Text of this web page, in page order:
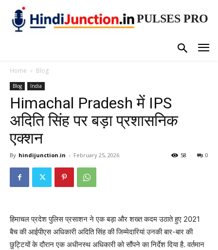
PULSES PRO
Home Blog
Blog India
Himachal Pradesh में IPS
अदिति सिंह पर बड़ा प्रशासनिक
एक्शन
By hindijunction.in - February 25, 2026 0
58
हिमाचल प्रदेश पुलिस प्रसाशन ने एक बड़ा और शख्त कदम उठाते हुए 2021
बैच की आईपीएस अधिकारी अदिति सिंह की जिम्मेदारियां उनकी बार-बार की
छुट्टियों के दौरान एक अधीनस्थ अधिकारी को सौंपने का निर्देश दिया है. वर्तमान